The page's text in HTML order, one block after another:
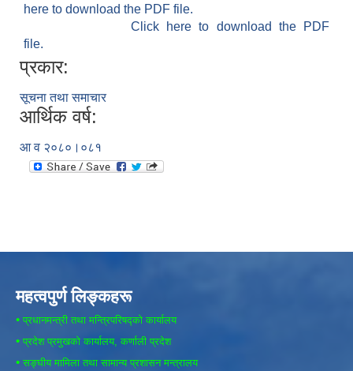
here to download the PDF file.
Click here to download the PDF
file.
प्रकार:
सूचना तथा समाचार
आर्थिक वर्ष:
आ व २०८०।०८१
महत्वपुर्ण लिङ्कहरू
• प्रधानमन्त्री तथा मन्त्रिपरिषद्को कार्यालय
• प्रदेश प्रमुखको कार्यालय, कर्णाली प्रदेश
• सङ्घीय मामिला तथा सामान्य प्रशासन मन्त्रालय